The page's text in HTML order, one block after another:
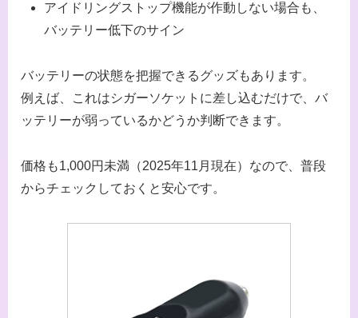
アイドリングストップ機能が作動しない場合も、
バッテリー低下のサイン
バッテリーの状態を把握できるグッズもあります。
例えば、これはシガーソケットに差し込むだけで、バ
ッテリーが弱っているかどうか判断できます。
価格も1,000円未満（2025年11月現在）なので、普段
からチェックしておくと安心です。